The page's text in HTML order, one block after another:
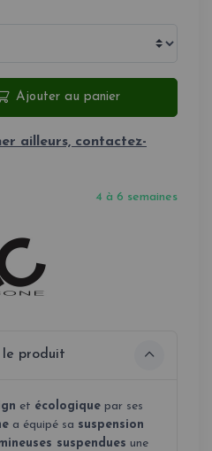
Ajouter au panier
ailleurs, contactez-
4 à 6 semaines
le produit
et écologique par ses
a équipé sa suspension
suspendues une